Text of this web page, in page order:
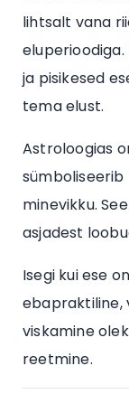
lihtsalt vana
ja pisikesed
tema elust.
Astroloogias
sümboliseerib
minevikku.
asjadest
Isegi kui ese
ebapraktiline,
viskamine
reetmine.